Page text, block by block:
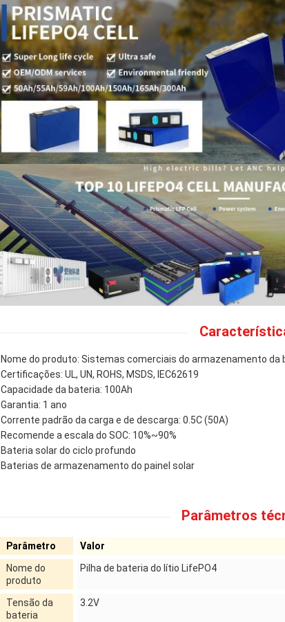
Nome do produto: Sistemas comerciais do armazenamento da
Certificações: UL, UN, ROHS, MSDS, IEC62619
Capacidade da bateria: 100Ah
Garantia: 1 ano
Corrente padrão da carga e de descarga: 0.5C (50A)
Recomende a escala do SOC: 10%~90%
Bateria solar do ciclo profundo
Baterias de armazenamento do painel solar
Parâmetros
Parâmetro
Valor
Nome do
produto
Pilha de bateria do lítio LifePO4
Tensão da
bateria
3.2V